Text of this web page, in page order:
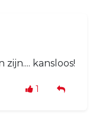
kansloos!
1